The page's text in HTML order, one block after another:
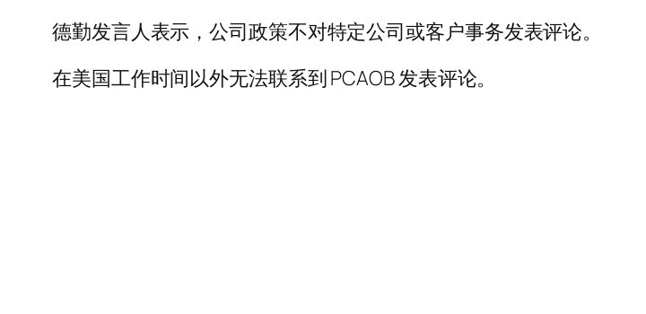
德勤发言人表示，公司政策不对特定公司或客户事务发表评论。
在美国工作时间以外无法联系到 PCAOB 发表评论。